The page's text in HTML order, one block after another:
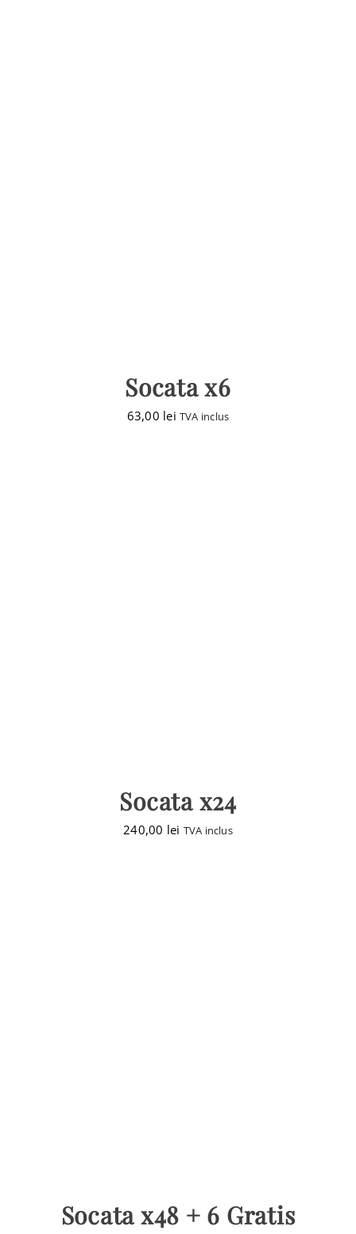
Socata x6
63,00 lei TVA inclus
Socata x24
240,00 lei TVA inclus
Socata x48 + 6 Gratis